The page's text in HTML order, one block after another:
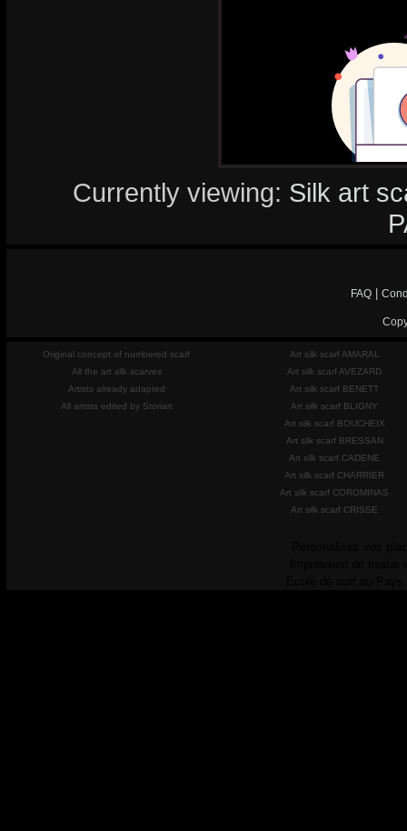
Currently viewing: Silk art
FAQ|
Original concept of numbered scarf
All the art silk scarves
Artists already adapted
All artists edited by Storiart
Art silk scarf AMARAL
Art silk scarf AVEZARD
Art silk scarf BENETT
Art silk scarf BLIGNY
Art silk scarf BOUCHEIX
Art silk scarf BRESSAN
Art silk scarf CADENE
Art silk scarf CHARRIER
Art silk scarf COROMINAS
Art silk scarf CRISSE